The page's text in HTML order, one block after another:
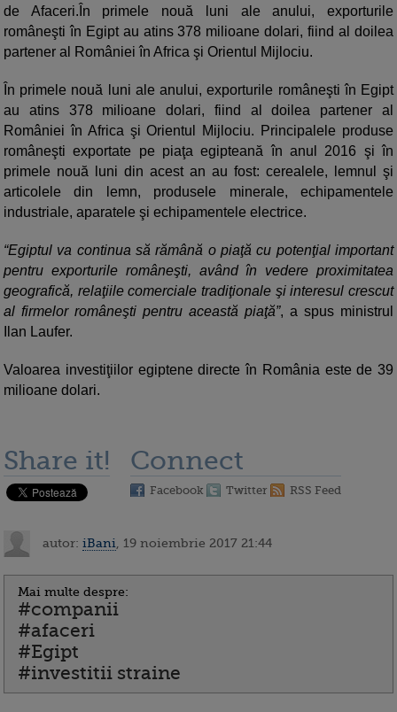
de Afaceri.În primele nouă luni ale anului, exporturile
româneşti în Egipt au atins 378 milioane dolari, fiind al doilea
partener al României în Africa şi Orientul Mijlociu.
În primele nouă luni ale anului, exporturile româneşti în Egipt
au atins 378 milioane dolari, fiind al doilea partener al
României în Africa şi Orientul Mijlociu. Principalele produse
româneşti exportate pe piaţa egipteană în anul 2016 şi în
primele nouă luni din acest an au fost: cerealele, lemnul şi
articolele din lemn, produsele minerale, echipamentele
industriale, aparatele şi echipamentele electrice.
“Egiptul va continua să rămână o piaţă cu potenţial important
pentru exporturile româneşti, având în vedere proximitatea
geografică, relaţiile comerciale tradiţionale şi interesul crescut
al firmelor româneşti pentru această piaţă”, a spus ministrul
Ilan Laufer.
Valoarea investiţiilor egiptene directe în România este de 39
milioane dolari.
Share it! Connect
Facebook Twitter RSS Feed
autor: iBani , 19 noiembrie 2017 21:44
Mai multe despre:
#companii
#afaceri
#Egipt
#investitii straine